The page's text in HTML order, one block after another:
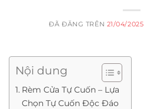
ĐÃ ĐĂNG TRÊN 21/04/2025
Nội dung
Rèm Cửa Tự Cuốn – Lựa
Chọn Tự Cuốn Độc Đáo